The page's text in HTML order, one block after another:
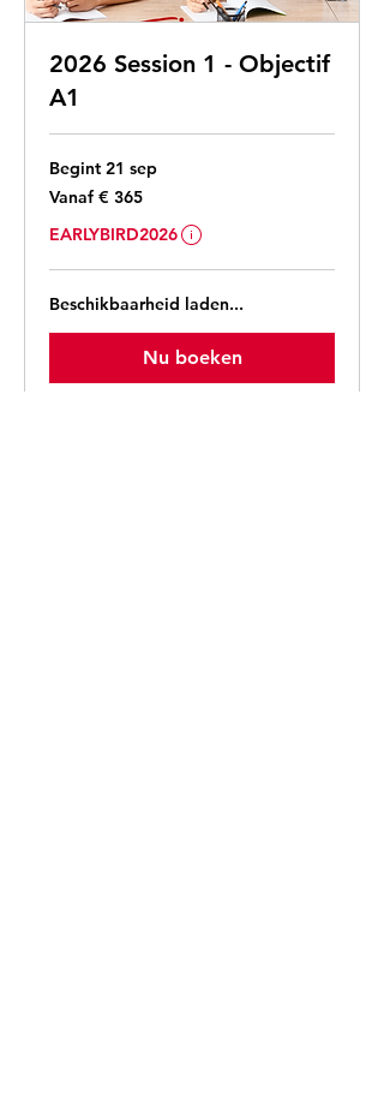
2026 Session 1 - Objectif
A1
Begint 21 sep
Vanaf
365
Vanaf € 365
EARLYBIRD2026
Beschikbaarheid laden...
Nu boeken